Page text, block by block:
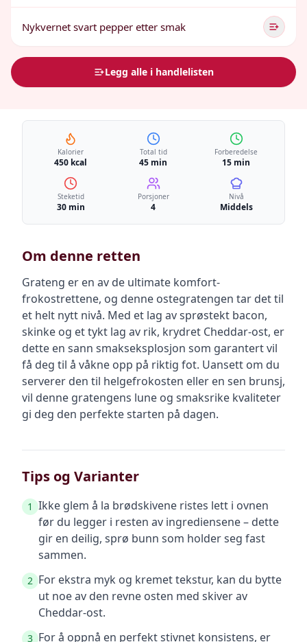
Nykvernet svart pepper etter smak
Legg alle i handlelisten
Kalorier
450 kcal
Total tid
45 min
Forberedelse
15 min
Steketid
30 min
Porsjoner
4
Nivå
Middels
Om denne retten
Grateng er en av de ultimate komfort-
frokostrettene, og denne ostegratengen tar det til
et helt nytt nivå. Med et lag av sprøstekt bacon,
skinke og et tykt lag av rik, krydret Cheddar-ost, er
dette en sann smakseksplosjon som garantert vil
få deg til å våkne opp på riktig fot. Uansett om du
serverer den til helgefrokosten eller en sen brunsj,
vil denne gratengens lune og smaksrike kvaliteter
gi deg den perfekte starten på dagen.
Tips og Varianter
1 Ikke glem å la brødskivene ristes lett i ovnen
før du legger i resten av ingrediensene – dette
gir en deilig, sprø bunn som holder seg fast
sammen.
2 For ekstra myk og kremet tekstur, kan du bytte
ut noe av den revne osten med skiver av
Cheddar-ost.
3 For å oppnå en perfekt stivnet konsistens, er